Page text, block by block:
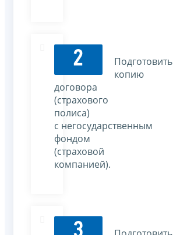
2
Подготовить
копию
договора
(страхового
полиса)
с негосударственным
фондом
(страховой
компанией).